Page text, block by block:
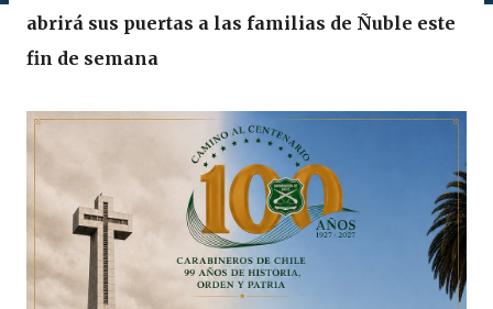
abrirá sus puertas a las familias de Ñuble este
fin de semana